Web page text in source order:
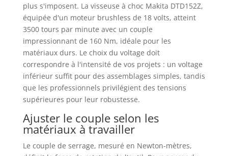
plus s'imposent. La visseuse à choc Makita DTD152Z,
équipée d'un moteur brushless de 18 volts, atteint
3500 tours par minute avec un couple
impressionnant de 160 Nm, idéale pour les
matériaux durs. Le choix du voltage doit
correspondre à l'intensité de vos projets : un voltage
inférieur suffit pour des assemblages simples, tandis
que les professionnels privilégient des tensions
supérieures pour leur robustesse.
Ajuster le couple selon les
matériaux à travailler
Le couple de serrage, mesuré en Newton-mètres,